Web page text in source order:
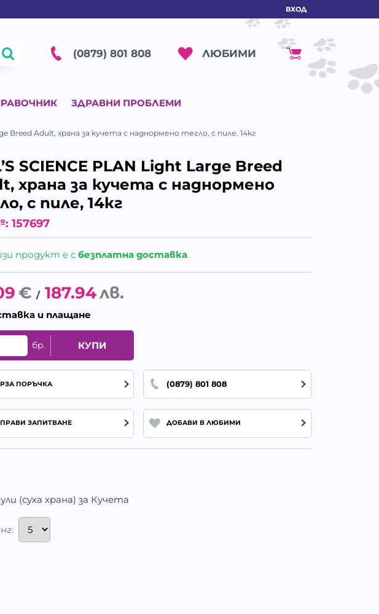
ВХОД
(0879) 801 808 ЛЮБИМИ
ЗДРАВНИ ПРОБЛЕМИ
Breed Adult, храна за кучета с наднормено тегло, с пиле, 14кг
SCIENCE PLAN Light Large Breed
храна за кучета с наднормено
с пиле, 14кг
157697
продукт е сбезплатна доставка.
€ / 187.94лв.
и плащане
бр. КУПИ
ПОРЪЧКА (0879) 801 808
ЗАПИТВАНЕ ДОБАВИ В ЛЮБИМИ
(суха храна) за Кучета